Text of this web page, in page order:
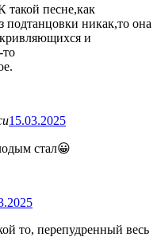
такой песне,как
подтанцовки никак,то она
кривляющихся и
то
15.03.2025
стал😀
то, перепудренный весь